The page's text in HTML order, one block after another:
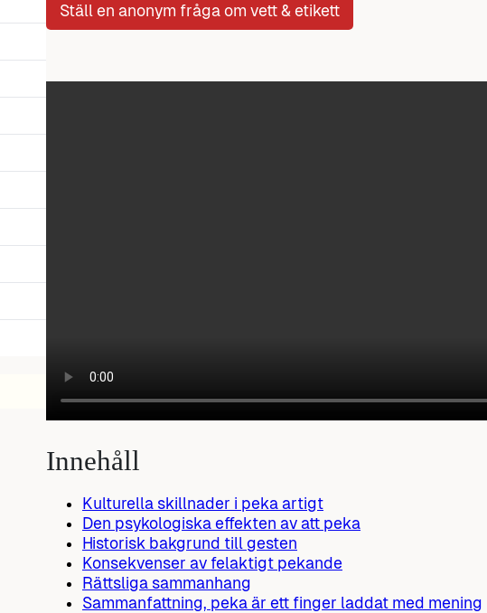
Ställ en anonym fråga om vett & etikett
Innehåll
Kulturella skillnader i peka artigt
Den psykologiska effekten av att peka
Historisk bakgrund till gesten
Konsekvenser av felaktigt pekande
Rättsliga sammanhang
Sammanfattning, peka är ett finger laddat med mening